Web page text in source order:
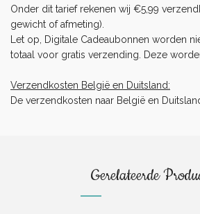
Onder dit tarief rekenen wij €5,99
gewicht of afmeting).
Let op, Digitale Cadeaubonnen worden
totaal voor gratis verzending. Deze
Verzendkosten België en Duitsland:
De verzendkosten naar België en
Gerelateerde